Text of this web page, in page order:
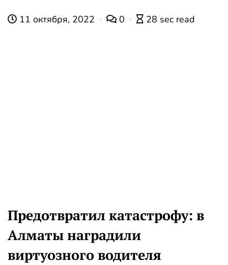
11 октября, 2022 0 28 sec read
Предотвратил катастрофу: в
Алматы наградили
виртуозного водителя